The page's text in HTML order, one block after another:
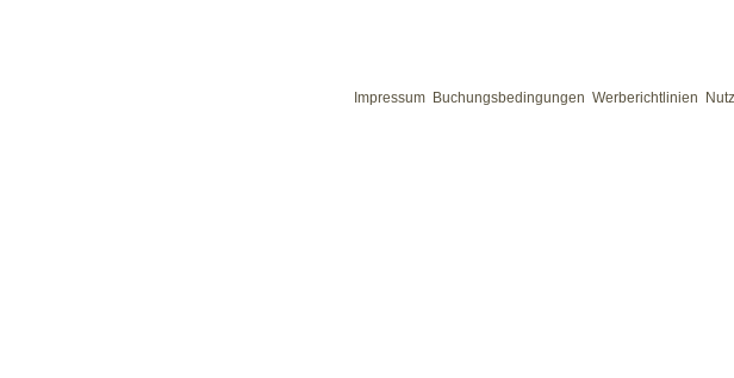
Impressum Buchungsbedingungen Werberichtlinien